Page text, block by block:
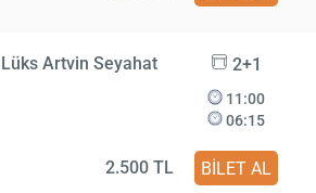
Lüks Artvin Seyahat 2+1
11:00
06:15
2.500 TL BİLET AL